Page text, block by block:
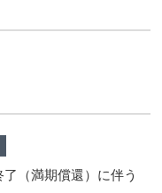
了（満期償還）に伴う